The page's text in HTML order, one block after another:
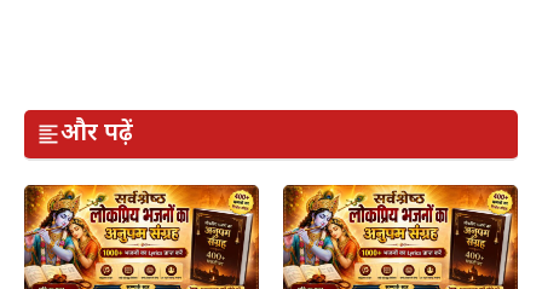
और पढ़ें